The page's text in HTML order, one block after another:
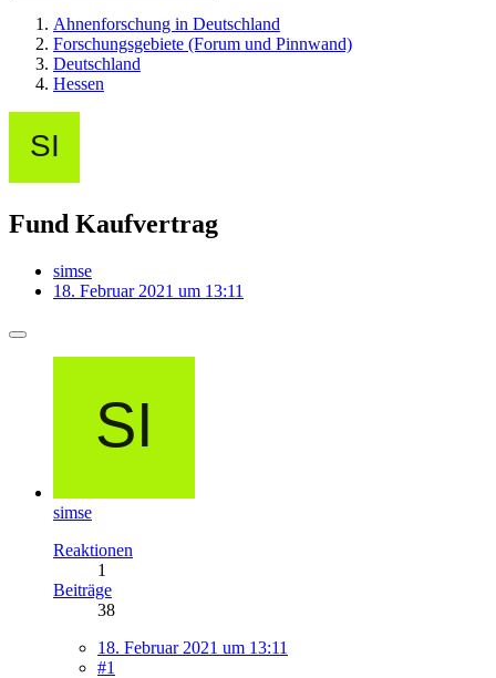
Ahnenforschung in Deutschland
Forschungsgebiete (Forum und Pinnwand)
Deutschland
Hessen
Fund Kaufvertrag
simse
18. Februar 2021 um 13:11
simse
Reaktionen
1
Beiträge
38
18. Februar 2021 um 13:11
#1